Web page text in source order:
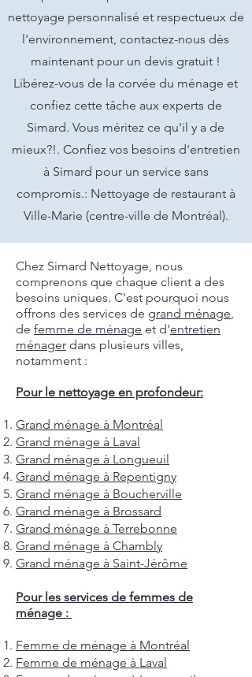
nettoyage personnalisé et respectueux de
l'environnement, contactez-nous dès
maintenant pour un devis gratuit !
Libérez-vous de la corvée du ménage et
confiez cette tâche aux experts de
Simard. Vous méritez ce qu'il y a de
mieux?!. Confiez vos besoins d'entretien
à Simard pour un service sans
compromis.: Nettoyage de restaurant à
Ville-Marie (centre-ville de Montréal).
Chez Simard Nettoyage, nous
comprenons que chaque client a des
besoins uniques. C'est pourquoi nous
offrons des services de grand ménage,
de femme de ménage et d'entretien
ménager dans plusieurs villes,
notamment :
Pour le nettoyage en profondeur:
Grand ménage à Montréal
Grand ménage à Laval
Grand ménage à Longueuil
Grand ménage à Repentigny
Grand ménage à Boucherville
Grand ménage à Brossard
Grand ménage à Terrebonne
Grand ménage à Chambly
Grand ménage à Saint-Jérôme
Pour les services de femmes de
ménage :
Femme de ménage à Montréal
Femme de ménage à Laval